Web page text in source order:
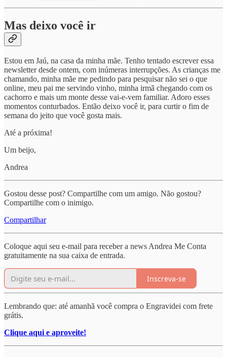
Mas deixo você ir
Estou em Jaú, na casa da minha mãe. Tenho tentado escrever essa
newsletter desde ontem, com inúmeras interrupções. As crianças me
chamando, minha mãe me pedindo para pesquisar não sei o que
online, meu pai me servindo vinho, minha irmã chegando com os
cachorro e mais um monte desse vai-e-vem familiar. Adoro esses
momentos conturbados. Então deixo você ir, para curtir o fim de
semana do jeito que você gosta mais.
Até a próxima!
Um beijo,
Andrea
Gostou desse post? Compartilhe com um amigo. Não gostou?
Compartilhe com o inimigo.
Compartilhar
Coloque aqui seu e-mail para receber a news Andrea Me Conta
gratuitamente na sua caixa de entrada.
Inscreva-se
Lembrando que: até amanhã você compra o Engravidei com frete
grátis.
Clique aqui e aproveite!